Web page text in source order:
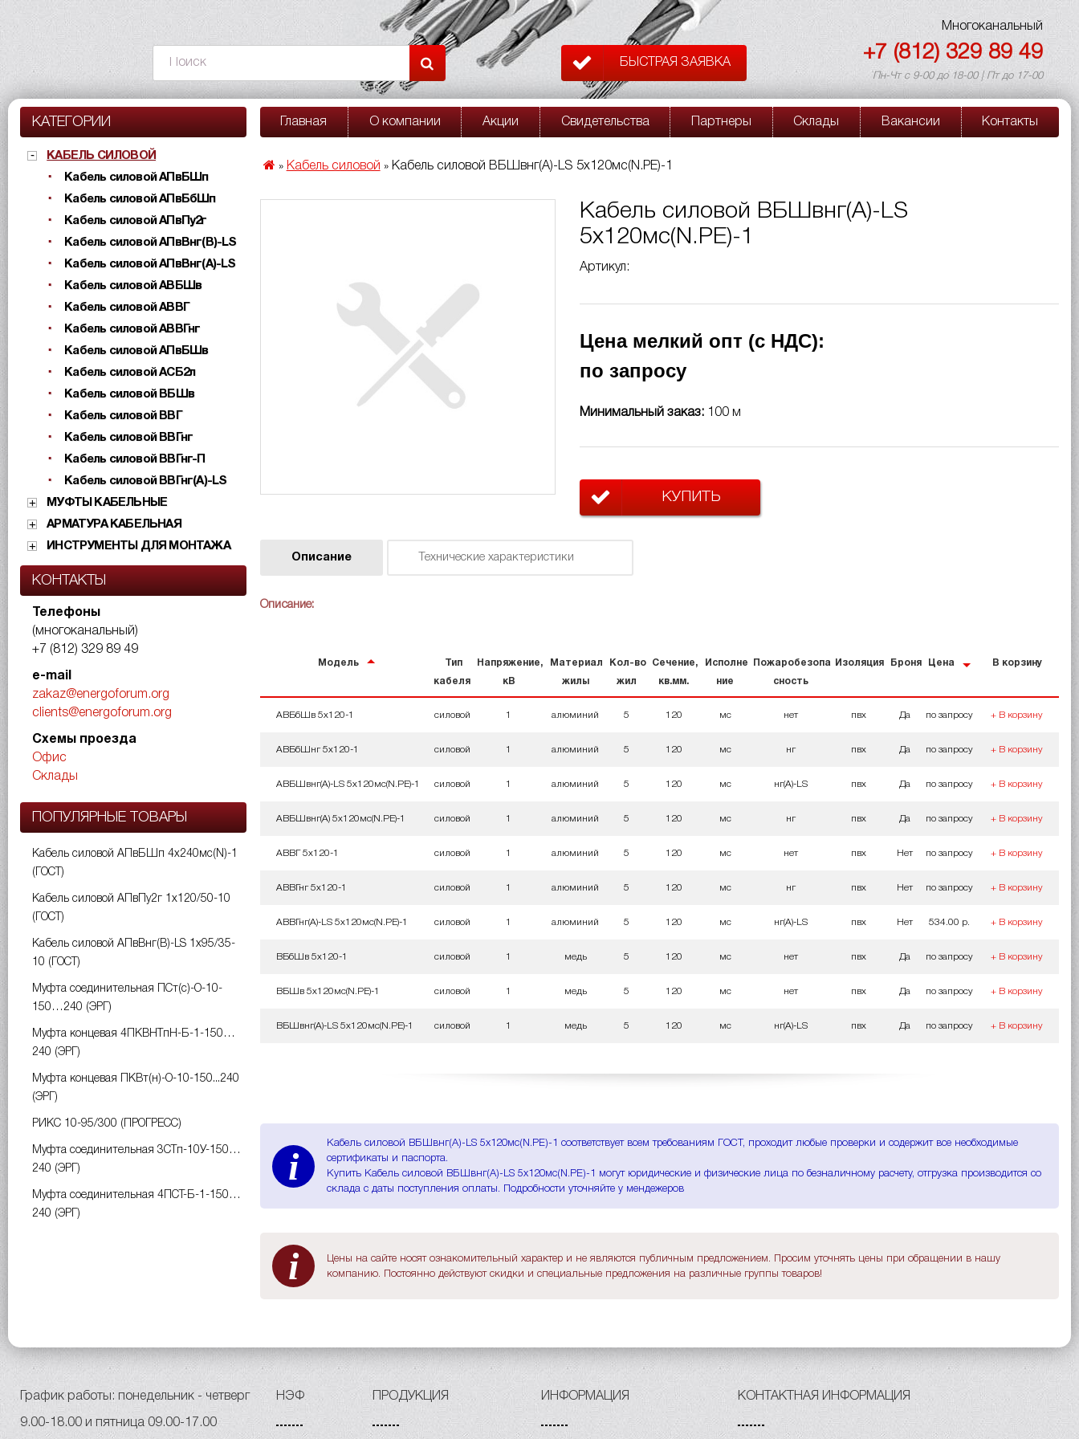
БЫСТРАЯ ЗАЯВКА
Многоканальный
+7 (812) 329 89 49
Пн-Чт с 9-00 до 18-00 | Пт до 17-00
КАТЕГОРИИ
КАБЕЛЬ СИЛОВОЙ
Кабель силовой АПвБШп
Кабель силовой АПвБбШп
Кабель силовой АПвПу2г
Кабель силовой АПвВнг(B)-LS
Кабель силовой АПвВнг(A)-LS
Кабель силовой АВБШв
Кабель силовой АВВГ
Кабель силовой АВВГнг
Кабель силовой АПвБШв
Кабель силовой АСБ2л
Кабель силовой ВБШв
Кабель силовой ВВГ
Кабель силовой ВВГнг
Кабель силовой ВВГнг-П
Кабель силовой ВВГнг(А)-LS
МУФТЫ КАБЕЛЬНЫЕ
АРМАТУРА КАБЕЛЬНАЯ
ИНСТРУМЕНТЫ ДЛЯ МОНТАЖА
КОНТАКТЫ
Телефоны
(многоканальный)
+7 (812) 329 89 49
e-mail
zakaz@energoforum.org
clients@energoforum.org
Схемы проезда
Офис
Склады
ПОПУЛЯРНЫЕ ТОВАРЫ
Кабель силовой АПвБШп 4х240мс(N)-1
(ГОСТ)
Кабель силовой АПвПу2г 1х120/50-10
(ГОСТ)
Кабель силовой АПвВнг(B)-LS 1х95/35-
10 (ГОСТ)
Муфта соединительная ПСт(с)-О-10-
150…240 (ЭРГ)
Муфта концевая 4ПКВНТпН-Б-1-150…
240 (ЭРГ)
Муфта концевая ПКВт(н)-О-10-150...240
(ЭРГ)
РИКС 10-95/300 (ПРОГРЕСС)
Муфта соединительная 3СТп-10У-150…
240 (ЭРГ)
Муфта соединительная 4ПСТ-Б-1-150…
240 (ЭРГ)
Главная О компании Акции Свидетельства Партнеры Склады Вакансии Контакты
» Кабель силовой » Кабель силовой ВБШвнг(A)-LS 5х120мс(N.PE)-1
Кабель силовой ВБШвнг(A)-LS
5х120мс(N.PE)-1
Артикул:
Цена мелкий опт (с НДС):
по запросу
Минимальный заказ: 100 м
КУПИТЬ
Описание Технические характеристики
Описание:
Модель Тип
кабеля
Напряжение,
кВ
Материал
жилы
Кол-во
жил
Сечение,
кв.мм.
Исполне
ние
Пожаробезопа
сность
Изоляция Броня Цена В корзину
АВБбШв 5х120-1 силовой 1 алюминий 5 120 мс нет пвх Да по запросу + В корзину
АВБбШнг 5х120-1 силовой 1 алюминий 5 120 мс нг пвх Да по запросу + В корзину
АВБШвнг(A)-LS 5х120мс(N.PE)-1 силовой 1 алюминий 5 120 мс нг(A)-LS пвх Да по запросу + В корзину
АВБШвнг(А) 5х120мс(N.PE)-1 силовой 1 алюминий 5 120 мс нг пвх Да по запросу + В корзину
АВВГ 5х120-1 силовой 1 алюминий 5 120 мс нет пвх Нет по запросу + В корзину
АВВГнг 5х120-1 силовой 1 алюминий 5 120 мс нг пвх Нет по запросу + В корзину
АВВГнг(A)-LS 5х120мс(N.PE)-1 силовой 1 алюминий 5 120 мс нг(A)-LS пвх Нет 534.00 р. + В корзину
ВБбШв 5х120-1 силовой 1 медь 5 120 мс нет пвх Да по запросу + В корзину
ВБШв 5х120мс(N.PE)-1 силовой 1 медь 5 120 мс нет пвх Да по запросу + В корзину
ВБШвнг(A)-LS 5х120мс(N.PE)-1 силовой 1 медь 5 120 мс нг(A)-LS пвх Да по запросу + В корзину
i
Кабель силовой ВБШвнг(A)-LS 5х120мс(N.PE)-1 соответствует всем требованиям ГОСТ, проходит любые проверки и содержит все необходимые
сертификаты и паспорта.
Купить Кабель силовой ВБШвнг(A)-LS 5х120мс(N.PE)-1 могут юридические и физические лица по безналичному расчету, отгрузка производится со
склада с даты поступления оплаты. Подробности уточняйте у мендежеров
i
Цены на сайте носят ознакомительный характер и не являются публичным предложением. Просим уточнять цены при обращении в нашу
компанию. Постоянно действуют скидки и специальные предложения на различные группы товаров!
НЭФ ПРОДУКЦИЯ ИНФОРМАЦИЯ КОНТАКТНАЯ ИНФОРМАЦИЯ
График работы: понедельник - четверг
9.00-18.00 и пятница 09.00-17.00